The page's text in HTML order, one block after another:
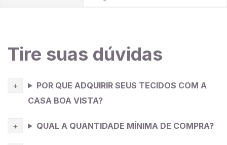
tecido ao selecionar um modelo de roupa, levando em
conta suas preferências pessoais e o tipo de evento
Tire suas dúvidas
POR QUE ADQUIRIR SEUS TECIDOS COM A
CASA BOA VISTA?
QUAL A QUANTIDADE MÍNIMA DE COMPRA?